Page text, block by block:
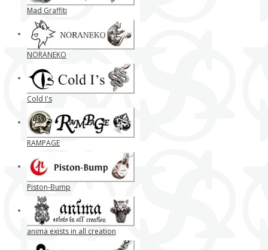
Mad Graffiti
NORANEKO
Cold I's
RAMPAGE
Piston-Bump
anima exists in all creation